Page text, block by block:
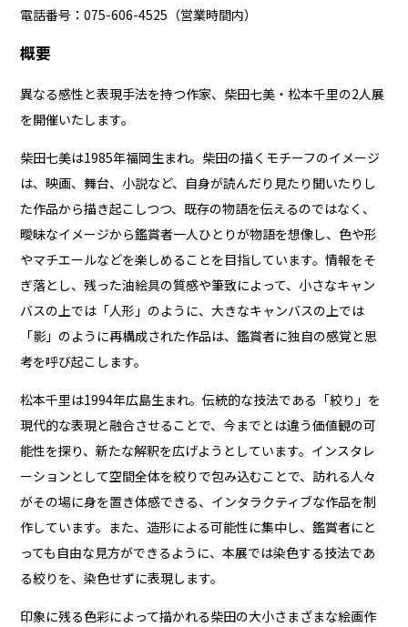
電話番号：075-606-4525（営業時間内）
概要
異なる感性と表現手法を持つ作家、柴田七美・松本千里の2人展
を開催いたします。
柴田七美は1985年福岡生まれ。柴田の描くモチーフのイメージ
は、映画、舞台、小説など、自身が読んだり見たり聞いたりし
た作品から描き起こしつつ、既存の物語を伝えるのではなく、
曖昧なイメージから鑑賞者一人ひとりが物語を想像し、色や形
やマチエールなどを楽しめることを目指しています。情報をそ
ぎ落とし、残った油絵具の質感や筆致によって、小さなキャン
バスの上では「人形」のように、大きなキャンバスの上では
「影」のように再構成された作品は、鑑賞者に独自の感覚と思
考を呼び起こします。
松本千里は1994年広島生まれ。伝統的な技法である「絞り」を
現代的な表現と融合させることで、今までとは違う価値観の可
能性を探り、新たな解釈を広げようとしています。インスタレ
ーションとして空間全体を絞りで包み込むことで、訪れる人々
がその場に身を置き体感できる、インタラクティブな作品を制
作しています。また、造形による可能性に集中し、鑑賞者にと
っても自由な見方ができるように、本展では染色する技法であ
る絞りを、染色せずに表現します。
印象に残る色彩によって描かれる柴田の大小さまざまな絵画作